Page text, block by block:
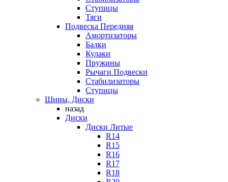
Ступицы
Тяги
Подвеска Передняя
Амортизаторы
Балки
Кулаки
Пружины
Рычаги Подвески
Стабилизаторы
Ступицы
Шины, Диски
назад
Диски
Диски Литые
R14
R15
R16
R17
R18